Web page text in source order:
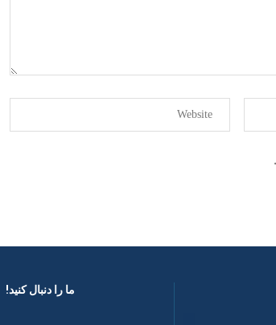
ما را دنبال کنید! ​